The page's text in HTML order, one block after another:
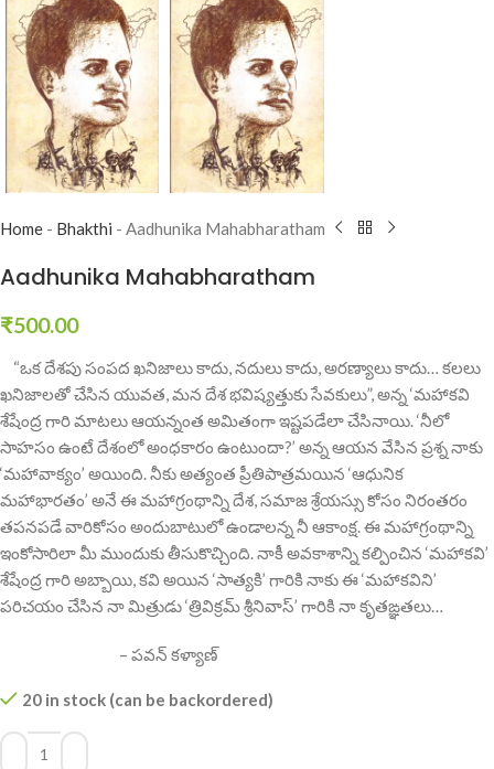
Home - Bhakthi - Aadhunika Mahabharatham
Aadhunika Mahabharatham
₹500.00
“ఒక దేశపు సంపద ఖనిజాలు కాదు, నదులు కాదు, అరణ్యాలు కాదు… కలలు
ఖనిజాలతో చేసిన యువత, మన దేశ భవిష్యత్తుకు సేవకులు”, అన్న ‘మహాకవి
శేషేంద్ర గారి మాటలు ఆయన్నంత అమితంగా ఇష్టపడేలా చేసినాయి. ‘నీలో
సాహసం ఉంటే దేశంలో అంధకారం ఉంటుందా?’ అన్న ఆయన వేసిన ప్రశ్న నాకు
‘మహావాక్యం’ అయింది. నీకు అత్యంత ప్రీతిపాత్రమయిన ‘ఆధునిక
మహాభారతం’ అనే ఈ మహాగ్రంథాన్ని దేశ, సమాజ శ్రేయస్సు కోసం నిరంతరం
తపనపడే వారికోసం అందుబాటులో ఉండాలన్న నీ ఆకాంక్ష. ఈ మహాగ్రంథాన్ని
ఇంకోసారిలా మీ ముందుకు తీసుకొచ్చింది. నాకీ అవకాశాన్ని కల్పించిన ‘మహాకవి’
శేషేంద్ర గారి అబ్బాయి, కవి అయిన ‘సాత్యకి’ గారికి నాకు ఈ ‘మహాకవిని’
పరిచయం చేసిన నా మిత్రుడు ‘త్రివిక్రమ్ శ్రీనివాస్’ గారికి నా కృతఙ్ఞతలు…
– పవన్ కళ్యాణ్
20 in stock (can be backordered)